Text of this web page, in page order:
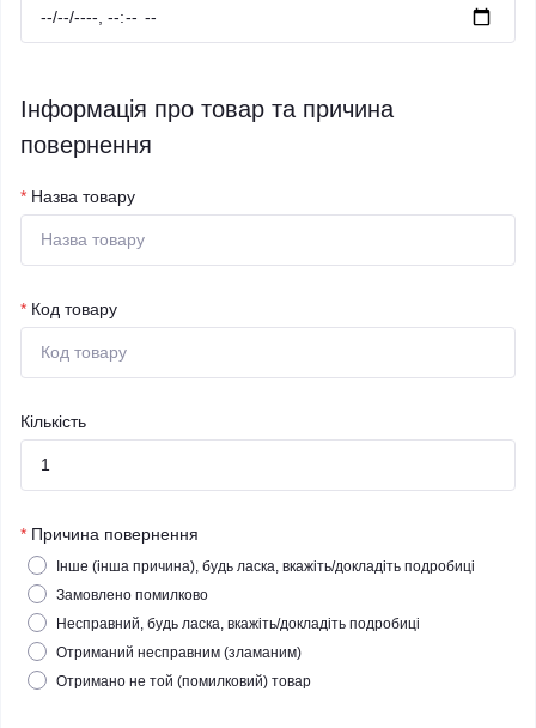
Інформація про товар та причина
повернення
* Назва товару
* Код товару
Кількість
* Причина повернення
Інше (інша причина), будь ласка, вкажіть/докладіть подробиці
Замовлено помилково
Несправний, будь ласка, вкажіть/докладіть подробиці
Отриманий несправним (зламаним)
Отримано не той (помилковий) товар